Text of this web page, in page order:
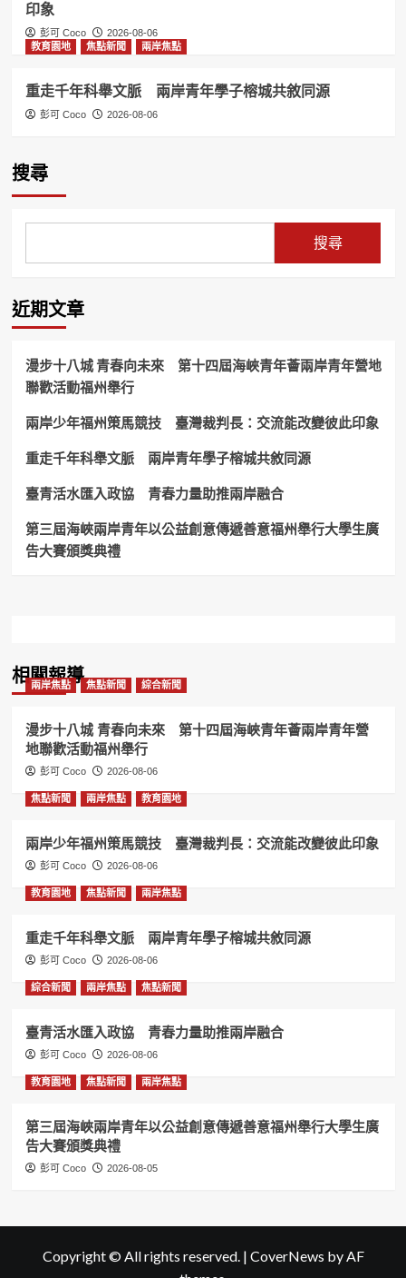
印象
彭可 Coco
2026-08-06
教育園地
焦點新聞 兩岸焦點
重走千年科舉文脈 兩岸青年學子榕城共敘同源
彭可 Coco 2026-08-06
搜尋
搜尋
近期文章
漫步十八城 青春向未來 第十四屆海峽青年薈兩岸青年營地
聯歡活動福州舉行
兩岸少年福州策馬競技 臺灣裁判長：交流能改變彼此印象
重走千年科舉文脈 兩岸青年學子榕城共敘同源
臺青活水匯入政協 青春力量助推兩岸融合
第三屆海峽兩岸青年以公益創意傳遞善意福州舉行大學生廣
告大賽頒獎典禮
相關報導
兩岸焦點 焦點新聞 綜合新聞
漫步十八城 青春向未來 第十四屆海峽青年薈兩岸青年營
地聯歡活動福州舉行
彭可 Coco 2026-08-06
焦點新聞 兩岸焦點 教育園地
兩岸少年福州策馬競技 臺灣裁判長：交流能改變彼此印象
彭可 Coco 2026-08-06
教育園地 焦點新聞 兩岸焦點
重走千年科舉文脈 兩岸青年學子榕城共敘同源
彭可 Coco 2026-08-06
綜合新聞 兩岸焦點 焦點新聞
臺青活水匯入政協 青春力量助推兩岸融合
彭可 Coco 2026-08-06
教育園地 焦點新聞 兩岸焦點
第三屆海峽兩岸青年以公益創意傳遞善意福州舉行大學生廣
告大賽頒獎典禮
彭可 Coco 2026-08-05
Copyright © All rights reserved. | CoverNews by AF